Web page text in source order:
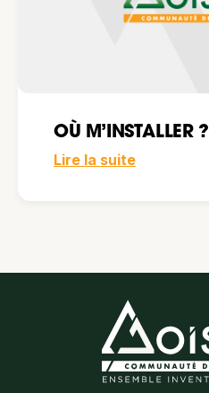
OÙ M’INSTALLER ?
Lire la suite